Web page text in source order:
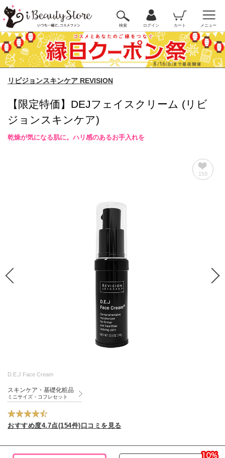
検索 ログイン カート メニュー
リビジョンスキンケア REVISION
【限定特価】DEJフェイスクリーム (リビ
ジョンスキンケア)
乾燥が気になる肌に。ハリ感のあるお手入れを
159
D.E.J Face Cream
スキンケア・基礎化粧品
ミニサイズ・コフレセット
おすすめ度4.7点(154件)口コミを見る